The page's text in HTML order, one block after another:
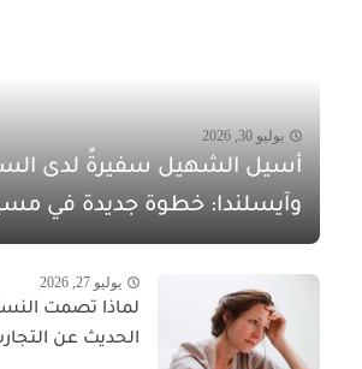
يوليو 30, 2026
أسيل الشهيل سفيرةً لدى
وآيسلندا: خطوة جديدة في
يوليو 27, 2026
لماذا تصمت
الحديث عن